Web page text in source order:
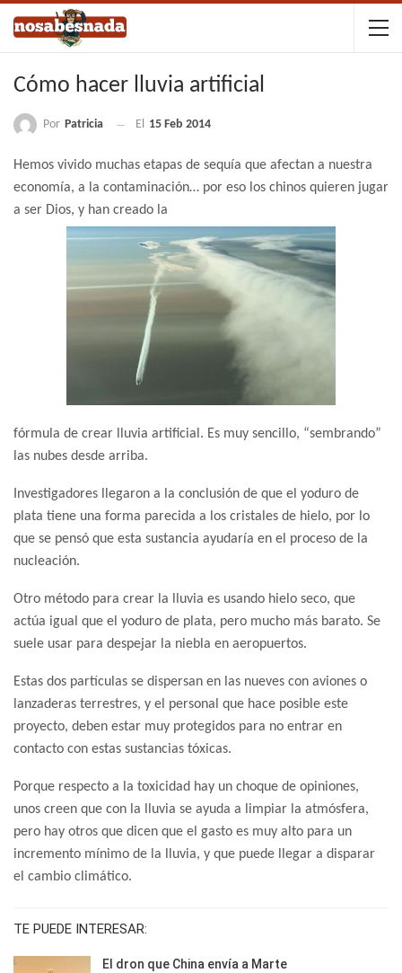
Cómo hacer lluvia artificial
Por Patricia El 15 Feb 2014
Hemos vivido muchas etapas de sequía que afectan a nuestra
economía, a la contaminación… por eso los chinos quieren jugar
a ser Dios, y han creado la
fórmula de crear lluvia artificial. Es muy sencillo, “sembrando”
las nubes desde arriba.
Investigadores llegaron a la conclusión de que el yoduro de
plata tiene una forma parecida a los cristales de hielo, por lo
que se pensó que esta sustancia ayudaría en el proceso de la
nucleación.
Otro método para crear la lluvia es usando hielo seco, que
actúa igual que el yoduro de plata, pero mucho más barato. Se
suele usar para despejar la niebla en aeropuertos.
Estas dos partículas se dispersan en las nueves con aviones o
lanzaderas terrestres, y el personal que hace posible este
proyecto, deben estar muy protegidos para no entrar en
contacto con estas sustancias tóxicas.
Porque respecto a la toxicidad hay un choque de opiniones,
unos creen que con la lluvia se ayuda a limpiar la atmósfera,
pero hay otros que dicen que el gasto es muy alto para un
incremento mínimo de la lluvia, y que puede llegar a disparar
el cambio climático.
TE PUEDE INTERESAR:
El dron que China envía a Marte